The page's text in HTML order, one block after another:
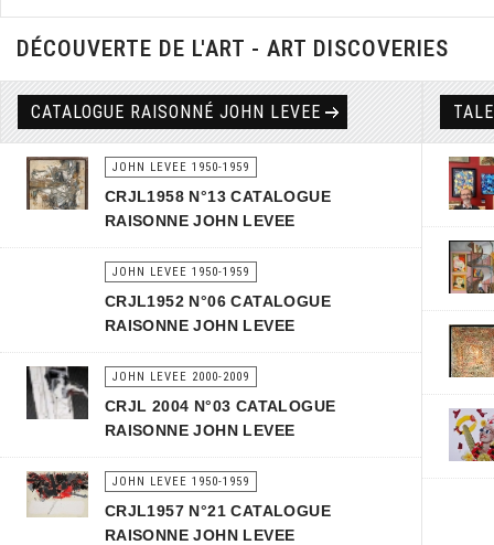
DÉCOUVERTE DE L'ART - ART DISCOVERIES
CATALOGUE RAISONNÉ JOHN LEVEE
JOHN LEVEE 1950-1959
CRJL1958 N°13 CATALOGUE
RAISONNE JOHN LEVEE
JOHN LEVEE 1950-1959
CRJL1952 N°06 CATALOGUE
RAISONNE JOHN LEVEE
JOHN LEVEE 2000-2009
CRJL 2004 N°03 CATALOGUE
RAISONNE JOHN LEVEE
JOHN LEVEE 1950-1959
CRJL1957 N°21 CATALOGUE
RAISONNE JOHN LEVEE